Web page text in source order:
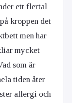
ett flertal
kroppen det
men har
mycket
som är
tiden åter
allergi och